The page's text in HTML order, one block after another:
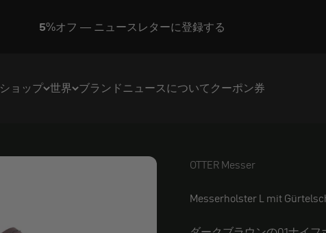
5%オフ — ニュースレターに登録する
ショップ 世界 ブランドニュースについてクーポン券
OTTER Messer
OTTER Messer
Messerholster L mit